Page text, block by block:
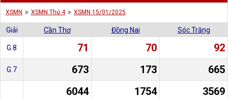
XSMN XSMN Thứ 4 XSMN 15/01/2025
Giải Cần Thơ Đồng Nai Sóc Trăng
G.8 71 70 92
G.7 673 173 665
6044
1754
3569